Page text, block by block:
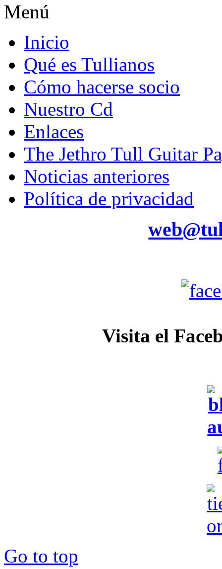
Menú
Inicio
Qué es Tullianos
Cómo hacerse socio
Nuestro Cd
Enlaces
The Jethro Tull Guitar
Noticias anteriores
Política de privacidad
Visita el
Go to top